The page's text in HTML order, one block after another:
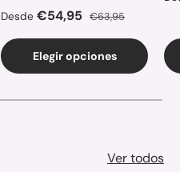
Precio de venta
Desde €54,95 Precio normal
€63,95
Elegir opciones
Ver todos